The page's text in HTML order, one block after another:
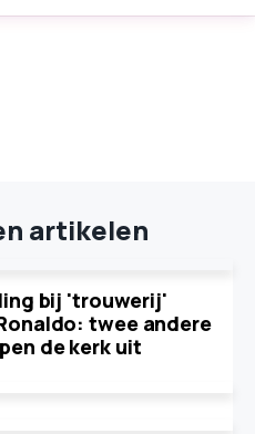
artikelen
bij 'trouwerij'
twee andere
de kerk uit